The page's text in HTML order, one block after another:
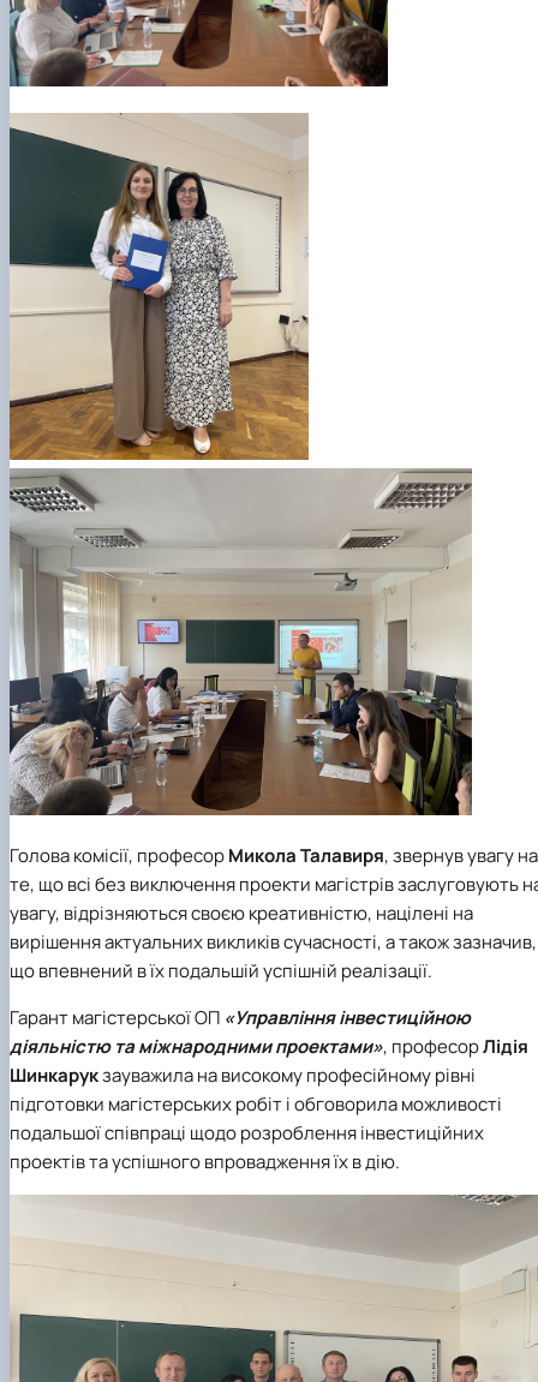
Голова комісії, професорМикола Талавиря, звернув увагу на
те, що всі без виключення проекти магістрів заслуговують
увагу, відрізняються своєю креативністю, націлені на
вирішення актуальних викликів сучасності, а також зазначив,
що впевнений в їх подальшій успішній реалізації.
Гарант магістерської ОП «Управління інвестиційною
діяльністю та міжнародними проектами», професорЛідія
Шинкарукзауважила на високому професійному рівні
підготовки магістерських робіт і обговорила можливості
подальшої співпраці щодо розроблення інвестиційних
проектів та успішного впровадження їх в дію.